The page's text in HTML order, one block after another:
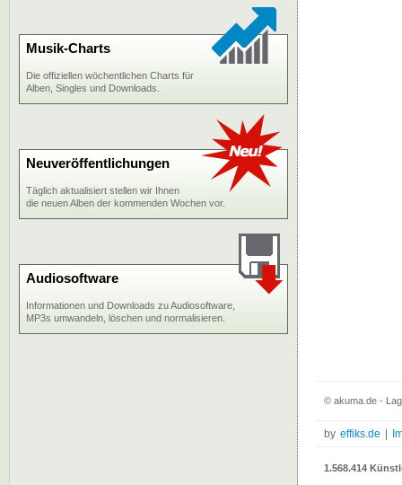
Musik-Charts
Die offiziellen wöchentlichen Charts für
Alben, Singles und Downloads.
Neuveröffentlichungen
Täglich aktualisiert stellen wir Ihnen
die neuen Alben der kommenden Wochen vor.
Audiosoftware
Informationen und Downloads zu Audiosoftware,
MP3s umwandeln, löschen und normalisieren.
© akuma.de -
by effiks.de
1.568.414